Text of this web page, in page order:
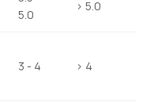
5.0
> 5.0
3 - 4 > 4